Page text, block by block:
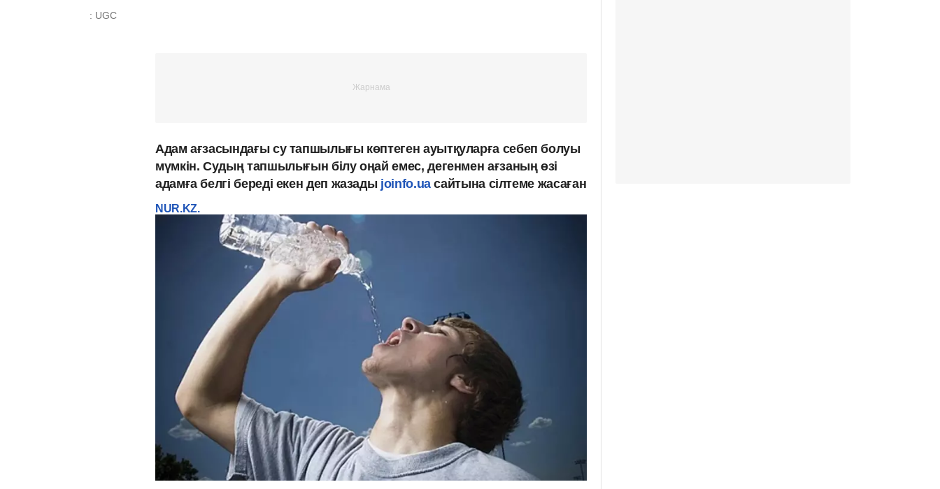
: UGC
Адам ағзасындағы су тапшылығы көптеген ауытқуларға себеп болуы
мүмкін. Судың тапшылығын білу оңай емес, дегенмен ағзаның өзі
адамға белгі береді екен деп жазадыjoinfo.uaсайтына сілтеме жасаған
NUR.KZ.